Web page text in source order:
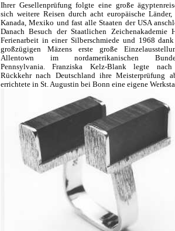
Ihrer Gesellenprüfung folgte eine große
sich weitere Reisen durch acht europäische Länder,
Kanada, Mexiko und fast alle Staaten der USA
Danach Besuch der Staatlichen Zeichenakademie
Ferienarbeit in einer Silberschmiede und 1968
großzügigen Mäzens erste große
Allentown im nord­amerikanischen
Pennsylvania. Franziska Kelz-Blank legte
Rückkehr nach Deutschland ihre Meisterprüfung
errichtete in St. Augustin bei Bonn eine eigene